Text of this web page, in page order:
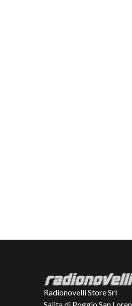
Radionovelli Store Srl